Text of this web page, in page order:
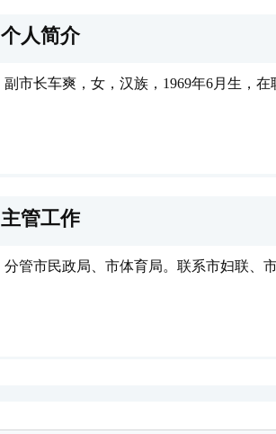
个人简介
副市长车爽，女，汉族，1969年6月生，
主管工作
分管市民政局、市体育局。联系市妇联、